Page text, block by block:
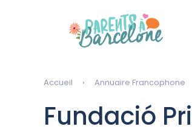
Accueil Annuaire Francophone
Fundació